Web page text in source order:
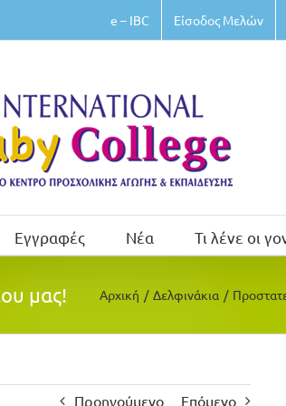
e – IBC Είσοδος Μελών
Εγγραφές Νέα Τι λένε οι
μας! Αρχική / Δελφινάκια /
Προηγούμενο Επόμενο